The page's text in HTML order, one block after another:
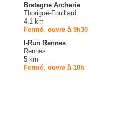
Bretagne Archerie
Thorigné-Fouillard
4.1 km
Fermé, ouvre à 9h30
I-Run Rennes
Rennes
5 km
Fermé, ouvre à 10h